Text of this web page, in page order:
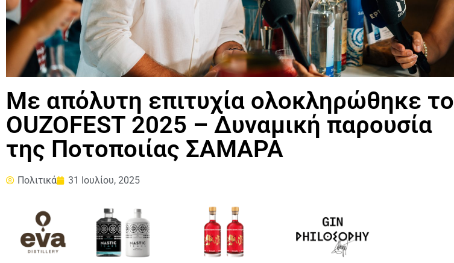
Με απόλυτη επιτυχία ολοκληρώθηκε το
OUZOFEST 2025 – Δυναμική παρουσία
της Ποτοποιίας ΣΑΜΑΡΑ
Πολιτικά 31 Ιουλίου, 2025